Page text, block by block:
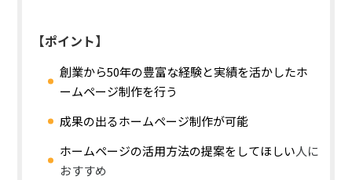
【ポイント】
創業から50年の豊富な経験と実績を活かしたホ
ームページ制作を行う
成果の出るホームページ制作が可能
ホームページの活用方法の提案をしてほしい人に
おすすめ